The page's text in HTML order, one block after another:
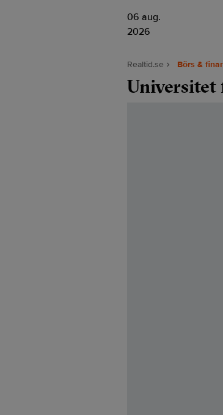
06 aug.
2026
Realtid.se Börs &